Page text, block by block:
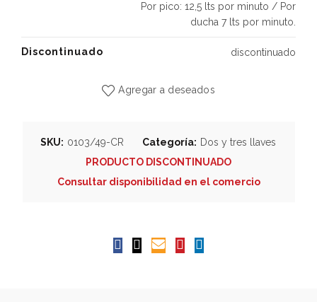
Por pico: 12,5 lts por minuto / Por
ducha 7 lts por minuto.
Discontinuado discontinuado
Agregar a deseados
SKU: 0103/49-CR Categoría: Dos y tres llaves
PRODUCTO DISCONTINUADO
Consultar disponibilidad en el comercio